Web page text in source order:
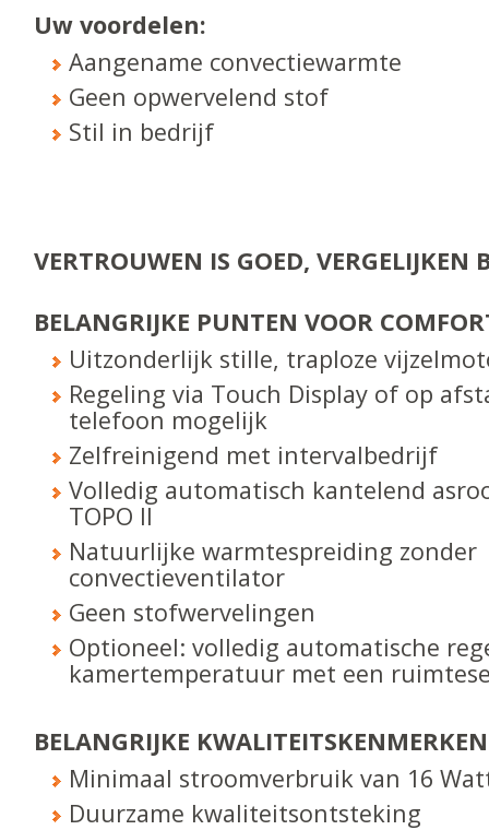
Uw voordelen:
Aangename convectiewarmte
Geen opwervelend stof
Stil in bedrijf
VERTROUWEN IS GOED, VERGELIJKEN
BELANGRIJKE PUNTEN VOOR
Uitzonderlijk stille, traploze
Regeling via Touch Display of op
telefoon mogelijk
Zelfreinigend met intervalbedrijf
Volledig automatisch kantelend
TOPO II
Natuurlijke warmtespreiding zonder
convectieventilator
Geen stofwervelingen
Optioneel: volledig automatische
kamertemperatuur met een
BELANGRIJKE KWALITEITS­KENMERKEN
Minimaal stroomverbruik van 16
Duurzame kwaliteitsontsteking